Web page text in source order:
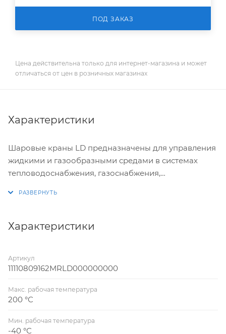
ПОД ЗАКАЗ
Цена действительна только для интернет-магазина и может
отличаться от цен в розничных магазинах
Характеристики
Шаровые краны LD предназначены для управления
жидкими и газообразными средами в системах
тепловодоснабжения, газоснабжения,
а также номинальное давление (PN) от 1,6 до 4,0
Характеристики
Артикул
11110809162MRLD000000000
Макс. рабочая температура
200 °С
Мин. рабочая температура
-40 °С